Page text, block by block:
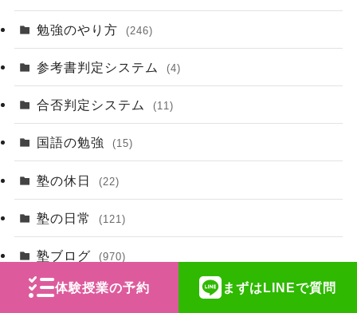
勉強のやり方 (246)
参考書判定システム (4)
合否判定システム (11)
国語の勉強 (15)
塾の休日 (22)
塾の日常 (121)
塾ブログ (970)
塾長の思い (15)
体験授業の予約 まずはLINEで質問